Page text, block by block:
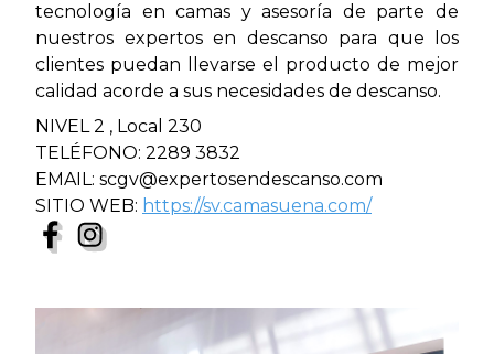
tecnología en camas y asesoría de parte de
nuestros expertos en descanso para que los
clientes puedan llevarse el producto de mejor
calidad acorde a sus necesidades de descanso.
NIVEL 2 , Local 230
TELÉFONO: 2289 3832
EMAIL: scgv@expertosendescanso.com
SITIO WEB: https://sv.camasuena.com/